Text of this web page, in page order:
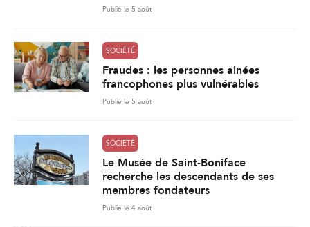
Publié le 5 août
SOCIÉTÉ
Fraudes : les personnes ainées
francophones plus vulnérables
Publié le 5 août
SOCIÉTÉ
Le Musée de Saint-Boniface
recherche les descendants de ses
membres fondateurs
Publié le 4 août